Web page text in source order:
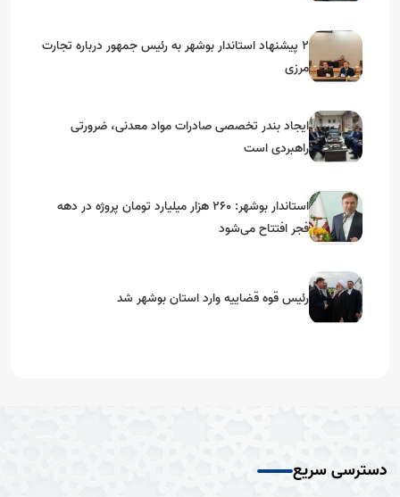
۲ پیشنهاد استاندار بوشهر به رئیس جمهور درباره تجارت
مرزی
ایجاد بندر تخصصی صادرات مواد معدنی، ضرورتی
راهبردی است
استاندار بوشهر: ۲۶۰ هزار میلیارد تومان پروژه در دهه
فجر افتتاح می‌شود
رئیس قوه قضاییه وارد استان بوشهر شد
دسترسی سریع